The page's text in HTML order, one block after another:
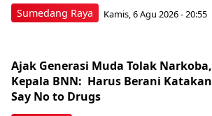
Sumedang Raya Kamis, 6 Agu 2026 - 20:55
Ajak Generasi Muda Tolak Narkoba,
Kepala BNN: Harus Berani Katakan
Say No to Drugs